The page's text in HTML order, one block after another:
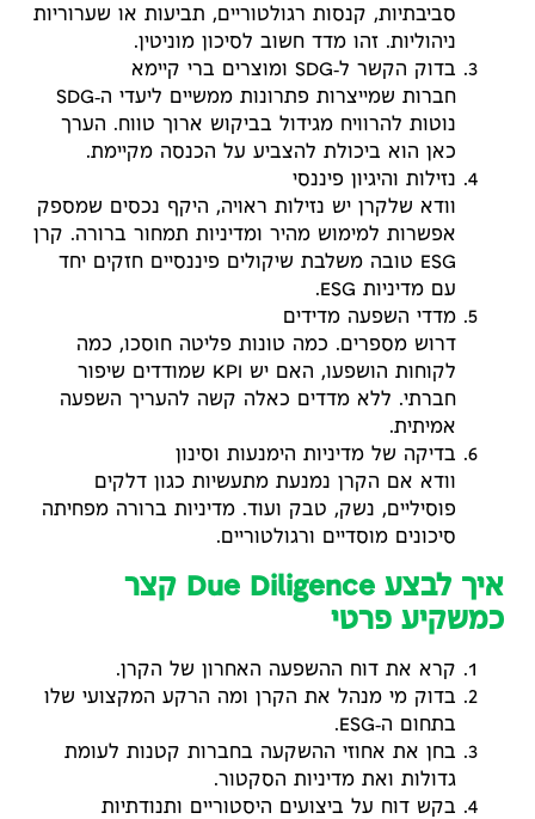
סביבתיות, קנסות רגולטוריים, תביעות או שערוריות
ניהוליות. זהו מדד חשוב לסיכון מוניטין.
בדוק הקשר ל‑SDG ומוצרים ברי קיימא
חברות שמייצרות פתרונות ממשיים ליעדי ה‑SDG
נוטות להרוויח מגידול בביקוש ארוך טווח. הערך
כאן הוא ביכולת להצביע על הכנסה מקיימת.
נזילות והיגיון פיננסי
וודא שלקרן יש נזילות ראויה, היקף נכסים שמספק
אפשרות למימוש מהיר ומדיניות תמחור ברורה. קרן
ESG טובה משלבת שיקולים פיננסיים חזקים יחד
עם מדיניות ESG.
מדדי השפעה מדידים
דרוש מספרים. כמה טונות פליטה חוסכו, כמה
לקוחות הושפעו, האם יש KPI שמודדים שיפור
חברתי. ללא מדדים כאלה קשה להעריך השפעה
אמיתית.
בדיקה של מדיניות הימנעות וסינון
וודא אם הקרן נמנעת מתעשיות כגון דלקים
פוסיליים, נשק, טבק ועוד. מדיניות ברורה מפחיתה
סיכונים מוסדיים ורגולטוריים.
איך לבצע Due Diligence קצר
כמשקיע פרטי
קרא את דוח ההשפעה האחרון של הקרן.
בדוק מי מנהל את הקרן ומה הרקע המקצועי שלו
בתחום ה‑ESG.
בחן את אחוזי ההשקעה בחברות קטנות לעומת
גדולות ואת מדיניות הסקטור.
בקש דוח על ביצועים היסטוריים ותנודתיות